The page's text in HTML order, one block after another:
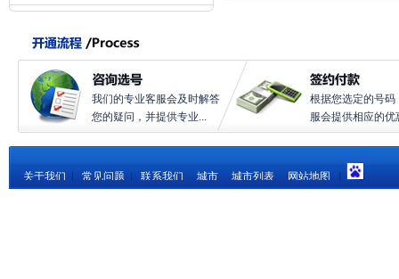
我们的专业客服会及时解答
您的疑问，并提供专业...
根据您选定的号码
服会提供相应的优
关于我们 常见问题 联系我们 城市 城市列表 网站地图